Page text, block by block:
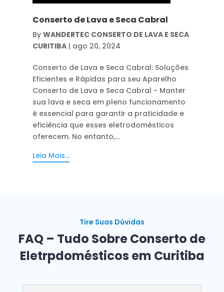
Conserto de Lava e Seca Cabral
By WANDERTEC CONSERTO DE LAVA E SECA
CURITIBA| ago 20, 2024
Conserto de Lava e Seca Cabral: Soluções
Eficientes e Rápidas para seu Aparelho
Conserto de Lava e Seca Cabral - Manter
sua lava e seca em pleno funcionamento
é essencial para garantir a praticidade e
eficiência que esses eletrodomésticos
oferecem. No entanto,...
Leia Mais...
Tire Suas Dúvidas
FAQ – Tudo Sobre Conserto de
Eletrpdomésticos em Curitiba